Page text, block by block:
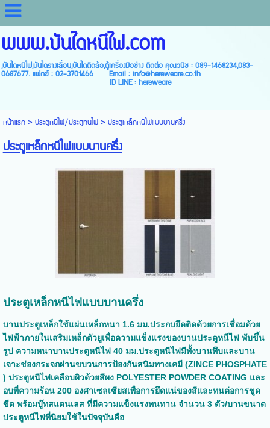
www.บันไดหนีไฟ.com
,บันไดหนีไฟ,บันไดรางเลื่อน,บันไดติดล้อ,ตู้เครื่องมือช่าง ติดต่อ คุณวนิช : 089-1468234,083-
0687677. แฟกซ์ : 02-3701466 Email : info@hereweare.co.th
ID LINE : hereweare
หน้าแรก> ประตูหนีไฟ/ประตูทนไฟ> ประตูเหล็กหนีไฟแบบบานครึ่ง
ประตูเหล็กหนีไฟแบบบานครึ่ง
ประตูเหล็กหนีไฟแบบบานครึ่ง
บานประตูเหล็กใช้แผ่นเหล็กหนา 1.6 มม.ประกบยึดติดด้วยการเชื่อมด้วย
ไฟฟ้าภายในเสริมเหล็กตัวยูเพื่อความแข็งแรงของบานประตูหนีไฟ พับขึ้น
รูป ความหนาบานประตูหนีไฟ 40 มม.ประตูหนีไฟมีทั้งบานทึบและบาน
เจาะช่องกระจกผ่านขบวนการป้องกันสนิมทางเคมี (ZINCE PHOSPHATE
) ประตูหนีไฟเคลือบผิวด้วยสีผง POLYESTER POWDER COATING และ
อบที่ความร้อน 200 องศาเซลเซียสเพื่อการยึดแน่ของสีและทนต่อการขูด
ขีด พร้อมบู๊ทสแตนเลส ที่มีความแข็งแรงทนทาน จำนวน 3 ตัว/บานขนาด
ประตูหนีไฟที่นิยมใช้ในปัจจุบันคือ